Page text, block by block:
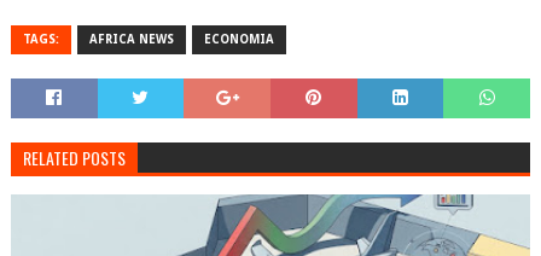
TAGS: AFRICA NEWS ECONOMIA
RELATED POSTS